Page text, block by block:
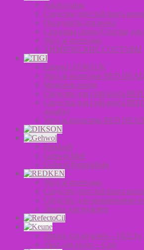
Аксессуары
Средства для стайлинга
Оксиданты для волос
Салонная серия (Счастье для
Уход за волосами
ХИМИЧЕСКИЕ СОСТАВЫ
Серия CATWALK
Уход за волосами BED HEAD
Мужская линия
Средства для стайлинга
Средства для стайлинга
дизайн)
Уход за волосами BED
Fusskraft
Gehwol Med
Gehwol Preparations
Уход за волосами
Средства для стайлинга
Средства для окрашивание
Линия для мужчин
Линия для мужчин – 1922 by
Уход для волос – Сare